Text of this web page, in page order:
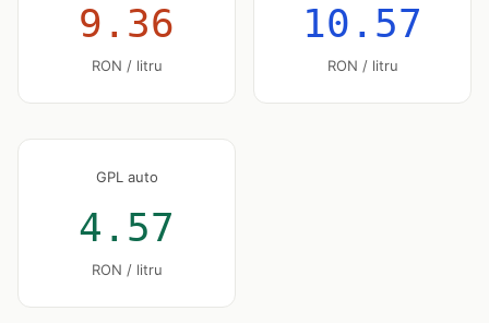
9.36
RON / litru
10.57
RON / litru
GPL auto
4.57
RON / litru